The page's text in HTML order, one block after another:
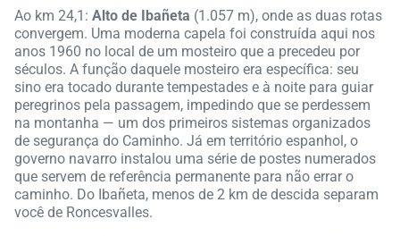
Ao km 24,1: Alto de Ibañeta (1.057 m), onde as duas rotas
convergem. Uma moderna capela foi construída aqui nos
anos 1960 no local de um mosteiro que a precedeu por
séculos. A função daquele mosteiro era específica: seu
sino era tocado durante tempestades e à noite para guiar
peregrinos pela passagem, impedindo que se perdessem
na montanha — um dos primeiros sistemas organizados
de segurança do Caminho. Já em território espanhol, o
governo navarro instalou uma série de postes numerados
que servem de referência permanente para não errar o
caminho. Do Ibañeta, menos de 2 km de descida separam
você de Roncesvalles.